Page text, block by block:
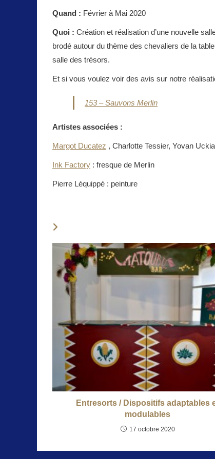
Quand : Février à Mai 2020
Quoi : Création et réalisation d’une nouvelle
brodé autour du thème des chevaliers de la
salle des trésors.
Et si vous voulez voir des avis sur notre
153 – Sauvons Merlin
Artistes associées :
Margot Ducatez , Charlotte Tessier, Yovan
Ink Factory : fresque de Merlin
Pierre Léquippé : peinture
Entresorts / Dispositifs adaptables
modulables
17 octobre 2020